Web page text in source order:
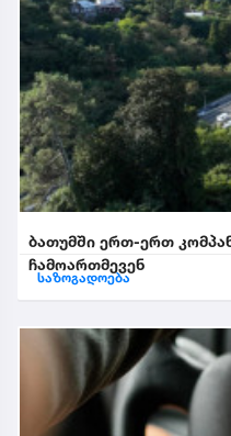
ბათუმში ერთ-ერთ
ჩამოართმევენ
საზოგადოება